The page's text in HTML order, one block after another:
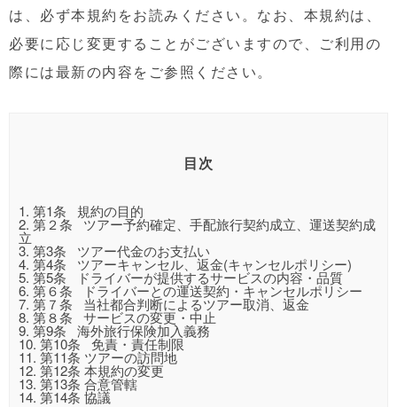
は、必ず本規約をお読みください。なお、本規約は、
必要に応じ変更することがございますので、ご利用の
際には最新の内容をご参照ください。
目次
1. 第1条 規約の目的
2. 第２条 ツアー予約確定、手配旅行契約成立、運送契約成
立
3. 第3条 ツアー代金のお支払い
4. 第4条 ツアーキャンセル、返金(キャンセルポリシー)
5. 第5条 ドライバーが提供するサービスの内容・品質
6. 第６条 ドライバーとの運送契約・キャンセルポリシー
7. 第７条 当社都合判断によるツアー取消、返金
8. 第８条 サービスの変更・中止
9. 第9条 海外旅行保険加入義務
10.第10条 免責・責任制限
11. 第11条 ツアーの訪問地
12. 第12条 本規約の変更
13. 第13条 合意管轄
14. 第14条 協議